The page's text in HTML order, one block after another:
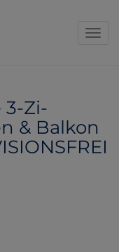
3-Zi-
& Balkon